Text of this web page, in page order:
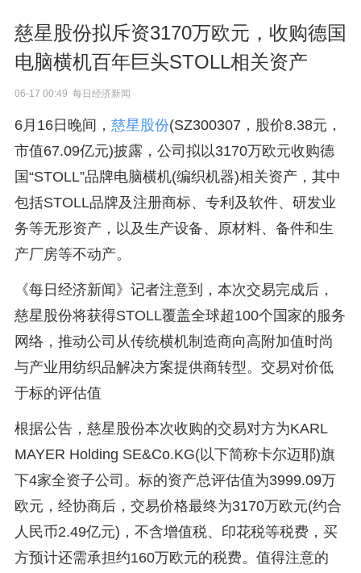
慈星股份拟斥资3170万欧元，收购德国
电脑横机百年巨头STOLL相关资产
06-17 00:49 每日经济新闻
6月16日晚间， 慈星股份(SZ300307，股价8.38元，
市值67.09亿元)披露，公司拟以3170万欧元收购德
国“STOLL”品牌电脑横机(编织机器)相关资产，其中
包括STOLL品牌及注册商标、专利及软件、研发业
务等无形资产，以及生产设备、原材料、备件和生
产厂房等不动产。
《每日经济新闻》记者注意到，本次交易完成后，
慈星股份将获得STOLL覆盖全球超100个国家的服务
网络，推动公司从传统横机制造商向高附加值时尚
与产业用纺织品解决方案提供商转型。交易对价低
于标的评估值
根据公告，慈星股份本次收购的交易对方为KARL
MAYER Holding SE&Co.KG(以下简称卡尔迈耶)旗
下4家全资子公司。标的资产总评估值为3999.09万
欧元，经协商后，交易价格最终为3170万欧元(约合
人民币2.49亿元)，不含增值税、印花税等税费，买
方预计还需承担约160万欧元的税费。值得注意的